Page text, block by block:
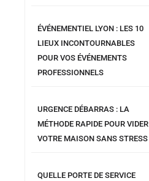
ÉVÉNEMENTIEL LYON : LES 10
LIEUX INCONTOURNABLES
POUR VOS ÉVÉNEMENTS
PROFESSIONNELS
URGENCE DÉBARRAS : LA
MÉTHODE RAPIDE POUR VIDER
VOTRE MAISON SANS STRESS
QUELLE PORTE DE SERVICE